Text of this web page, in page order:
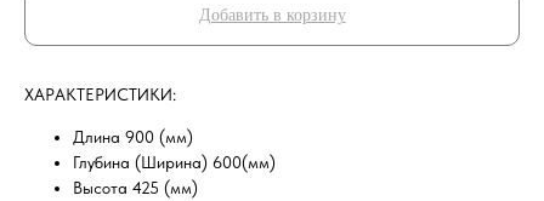
Добавить в корзину
ХAРAKТEPИCТИKИ:
Длина 900 (мм)
Глубина (Ширина) 600(мм)
Высота 425 (мм)